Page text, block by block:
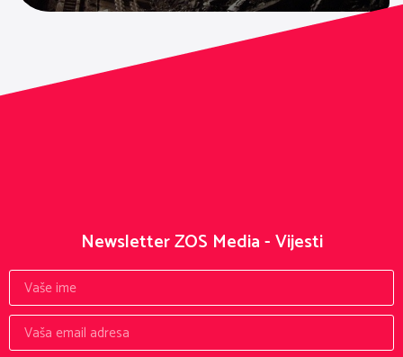
Newsletter ZOS Media - Vijesti